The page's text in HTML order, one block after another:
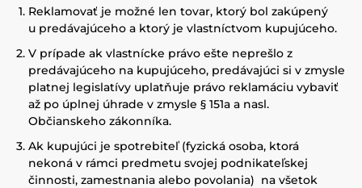
Reklamovať je možné len tovar, ktorý bol zakúpený
u predávajúceho a ktorý je vlastníctvom kupujúceho.
V prípade ak vlastnícke právo ešte neprešlo z
predávajúceho na kupujúceho, predávajúci si v zmysle
platnej legislatívy uplatňuje právo reklamáciu vybaviť
až po úplnej úhrade v zmysle § 151a a nasl.
Občianskeho zákonníka.
Ak kupujúci je spotrebiteľ (fyzická osoba, ktorá
nekoná v rámci predmetu svojej podnikateľskej
činnosti, zamestnania alebo povolania) na všetok